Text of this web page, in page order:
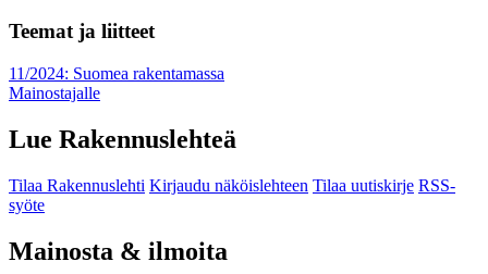
Teemat ja liitteet
11/2024: Suomea rakentamassa
Mainostajalle
Lue Rakennuslehteä
Tilaa Rakennuslehti Kirjaudu näköislehteen Tilaa uutiskirje RSS-
syöte
Mainosta & ilmoita